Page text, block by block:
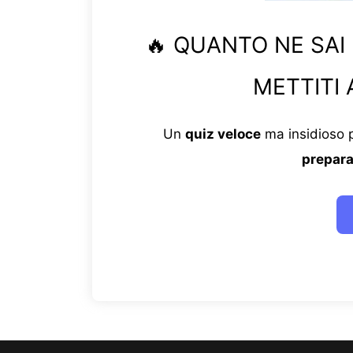
🔥 QUANTO NE
METTITI
Un quiz velocema insidioso